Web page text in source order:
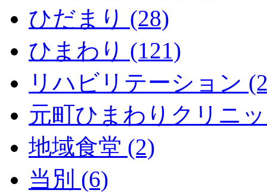
ひだまり (28)
ひまわり (121)
リハビリテーション
元町ひまわりクリニ
地域食堂 (2)
当別 (6)